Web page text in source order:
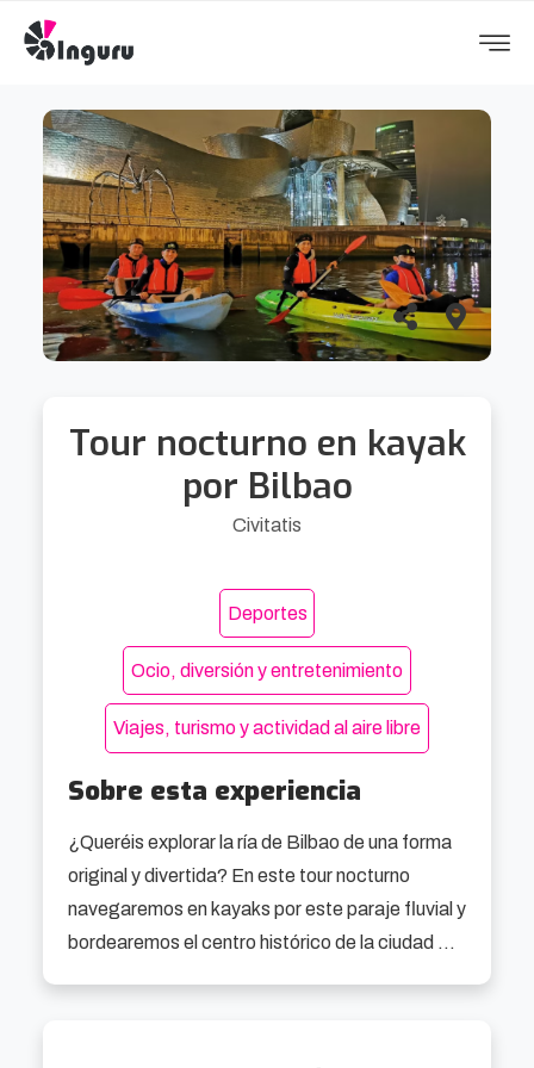
Tour nocturno en kayak
por Bilbao
Civitatis
Deportes
Ocio, diversión y entretenimiento
Viajes, turismo y actividad al aire libre
Sobre esta experiencia
¿Queréis explorar la ría de Bilbao de una forma
original y divertida? En este tour nocturno
navegaremos en kayaks por este paraje fluvial y
bordearemos el centro histórico de la ciudad